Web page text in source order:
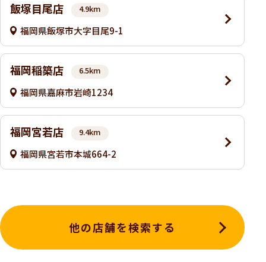
飯塚目尾店 4.9km
福岡県飯塚市大字目尾9-1
福岡稲築店 6.5km
福岡県嘉麻市岩崎1234
福岡宮若店 9.4km
福岡県宮若市本城664-2
他の店舗を検索する